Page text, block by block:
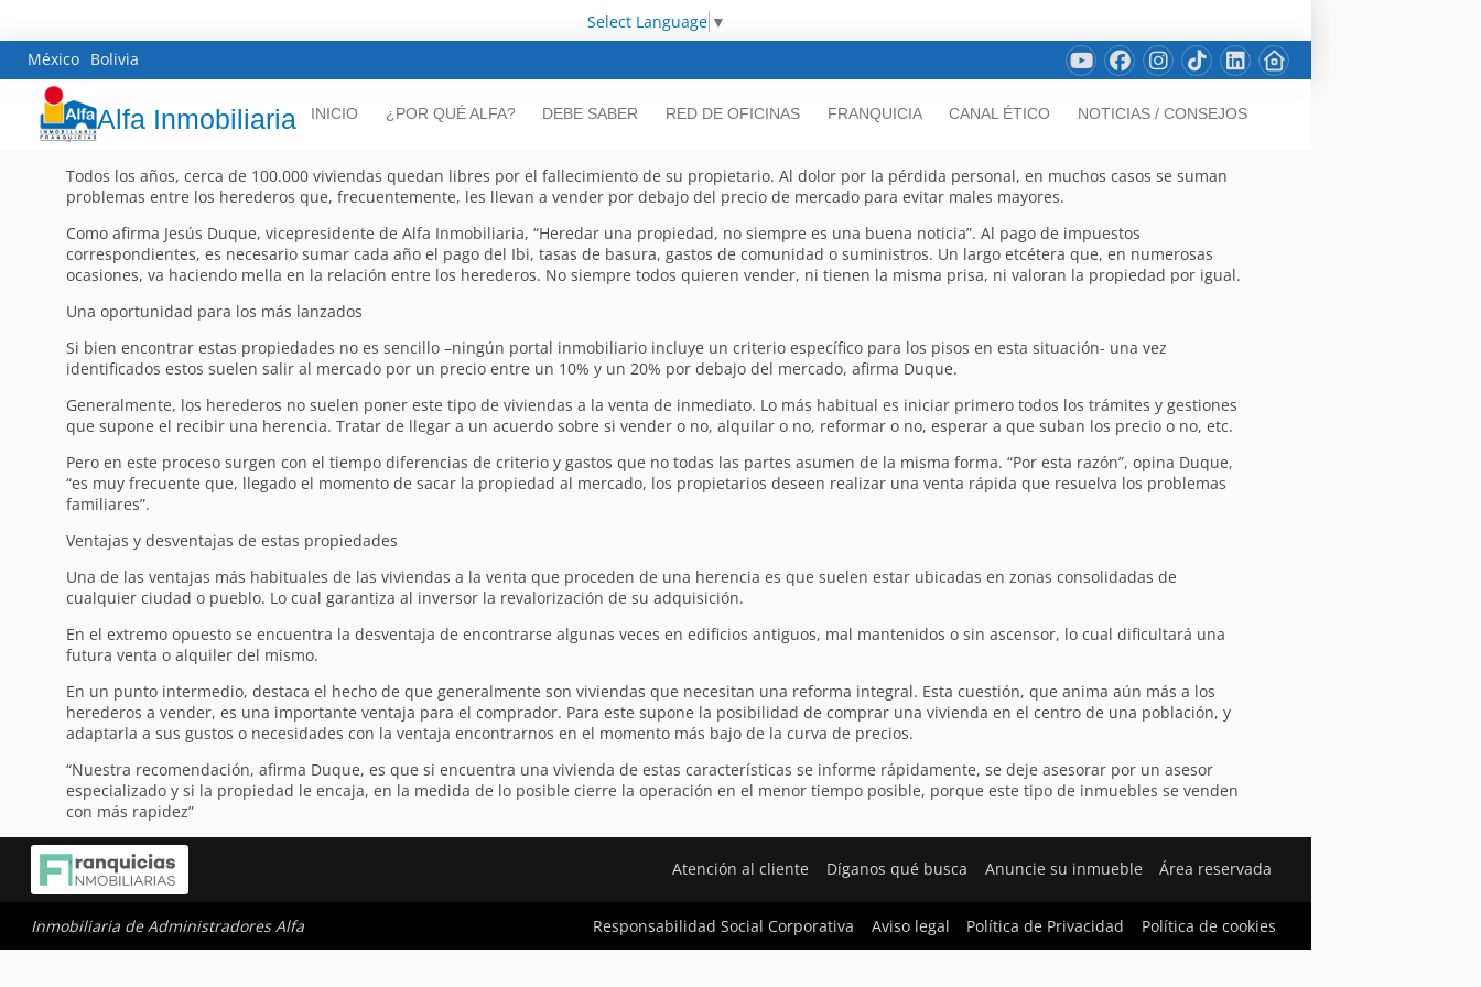
Select Language ▼
México Bolivia
Alfa Inmobiliaria INICIO ¿POR QUÉ ALFA? DEBE SABER RED DE OFICINAS FRANQUICIA CANAL ÉTICO NOTICIAS / CONSEJOS
Todos los años, cerca de 100.000 viviendas quedan libres por el fallecimiento de su propietario. Al dolor por la pérdida personal, en muchos casos se suman
problemas entre los herederos que, frecuentemente, les llevan a vender por debajo del precio de mercado para evitar males mayores.
Como afirma Jesús Duque, vicepresidente de Alfa Inmobiliaria, “Heredar una propiedad, no siempre es una buena noticia”. Al pago de impuestos
correspondientes, es necesario sumar cada año el pago del Ibi, tasas de basura, gastos de comunidad o suministros. Un largo etcétera que, en numerosas
ocasiones, va haciendo mella en la relación entre los herederos. No siempre todos quieren vender, ni tienen la misma prisa, ni valoran la propiedad por igual.
Una oportunidad para los más lanzados
Si bien encontrar estas propiedades no es sencillo –ningún portal inmobiliario incluye un criterio específico para los pisos en esta situación- una vez
identificados estos suelen salir al mercado por un precio entre un 10% y un 20% por debajo del mercado, afirma Duque.
Generalmente, los herederos no suelen poner este tipo de viviendas a la venta de inmediato. Lo más habitual es iniciar primero todos los trámites y gestiones
que supone el recibir una herencia. Tratar de llegar a un acuerdo sobre si vender o no, alquilar o no, reformar o no, esperar a que suban los precio o no, etc.
Pero en este proceso surgen con el tiempo diferencias de criterio y gastos que no todas las partes asumen de la misma forma. “Por esta razón”, opina Duque,
“es muy frecuente que, llegado el momento de sacar la propiedad al mercado, los propietarios deseen realizar una venta rápida que resuelva los problemas
familiares”.
Ventajas y desventajas de estas propiedades
Una de las ventajas más habituales de las viviendas a la venta que proceden de una herencia es que suelen estar ubicadas en zonas consolidadas de
cualquier ciudad o pueblo. Lo cual garantiza al inversor la revalorización de su adquisición.
En el extremo opuesto se encuentra la desventaja de encontrarse algunas veces en edificios antiguos, mal mantenidos o sin ascensor, lo cual dificultará una
futura venta o alquiler del mismo.
En un punto intermedio, destaca el hecho de que generalmente son viviendas que necesitan una reforma integral. Esta cuestión, que anima aún más a los
herederos a vender, es una importante ventaja para el comprador. Para este supone la posibilidad de comprar una vivienda en el centro de una población, y
adaptarla a sus gustos o necesidades con la ventaja encontrarnos en el momento más bajo de la curva de precios.
“Nuestra recomendación, afirma Duque, es que si encuentra una vivienda de estas características se informe rápidamente, se deje asesorar por un asesor
especializado y si la propiedad le encaja, en la medida de lo posible cierre la operación en el menor tiempo posible, porque este tipo de inmuebles se venden
con más rapidez”
Atención al cliente Díganos qué busca Anuncie su inmueble Área reservada
Inmobiliaria de Administradores Alfa Responsabilidad Social Corporativa Aviso legal Política de Privacidad Política de cookies